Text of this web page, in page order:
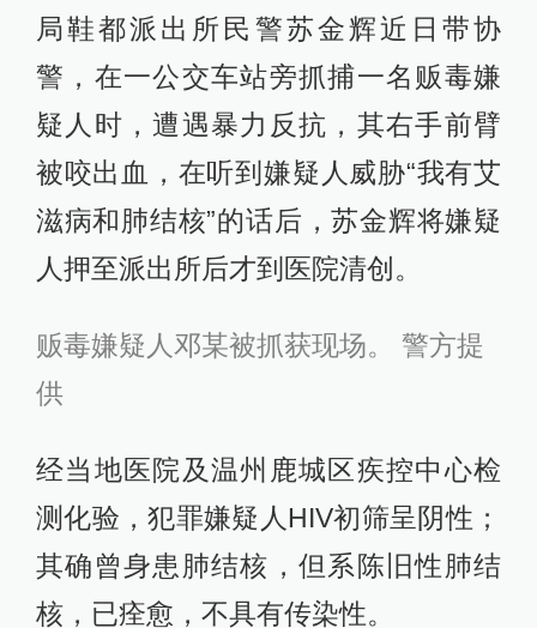
局鞋都派出所民警苏金辉近日带协
警，在一公交车站旁抓捕一名贩毒嫌
疑人时，遭遇暴力反抗，其右手前臂
被咬出血，在听到嫌疑人威胁“我有艾
滋病和肺结核”的话后，苏金辉将嫌疑
人押至派出所后才到医院清创。
贩毒嫌疑人邓某被抓获现场。 警方提
供
经当地医院及温州鹿城区疾控中心检
测化验，犯罪嫌疑人HIV初筛呈阴性；
其确曾身患肺结核，但系陈旧性肺结
核，已痊愈，不具有传染性。